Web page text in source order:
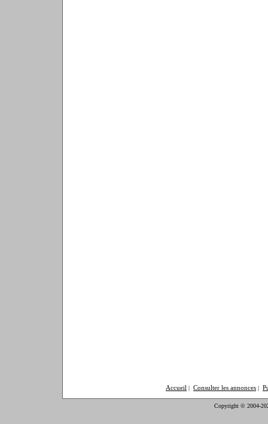
Accueil | Consulter les annonces |
Copyright © 2004-